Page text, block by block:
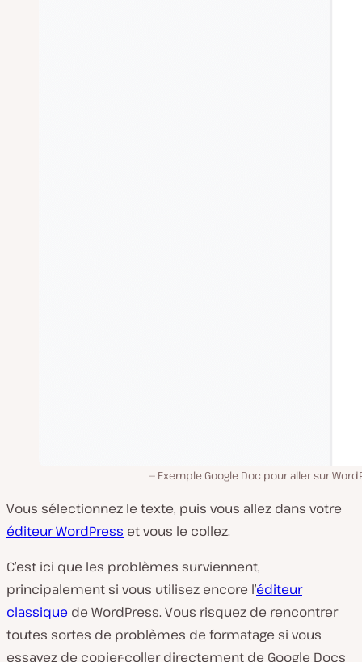
Exemple Google Doc pour aller sur
Vous sélectionnez le texte, puis vous allez dans votre
éditeur WordPress et vous le collez.
C’est ici que les problèmes surviennent,
principalement si vous utilisez encore l’éditeur
classique de WordPress. Vous risquez de rencontrer
toutes sortes de problèmes de formatage si vous
essayez de copier-coller directement de Google Docs